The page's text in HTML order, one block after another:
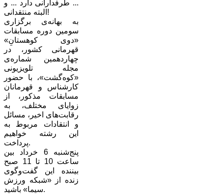
... طرفدارانی دارد ... و
البته منتقدانی!
به بهانه‌ی برگزاری
سومین دوره مسابقات
«دوی کوهستانِ»
قهرمانی کشور، ‌در
چهاردهمین شماره‌ی
مجله تلویزیونی
«کوه‌گشت»،‌ با حضور
کارشناس و قهرمانان
مسابقات مذکور، از
زوایای مختلف، به
رقابت‌های اخیر، مسائل
و انتقادات مربوط به
این رشته خواهیم
پرداخت.
پنج‌شنبه 6 خرداد بین
ساعت 10 تا 11 صبح
بیننده این گفت‌وگوی
زنده از «شبکه ورزش
سیما» باشید.